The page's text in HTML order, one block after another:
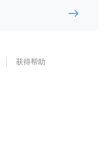
获得帮助